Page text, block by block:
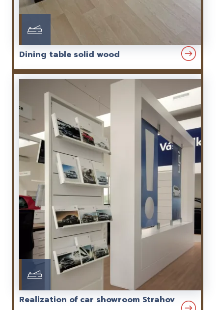
Dining table solid wood
Realization of car showroom Strahov